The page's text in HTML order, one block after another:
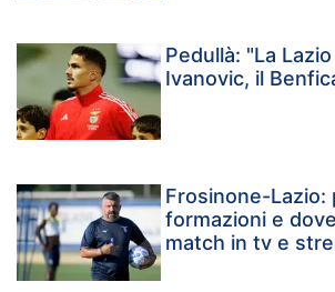
Pedullà: "La
Ivanovic, il
Frosinone-Lazio:
formazioni e
match in tv e